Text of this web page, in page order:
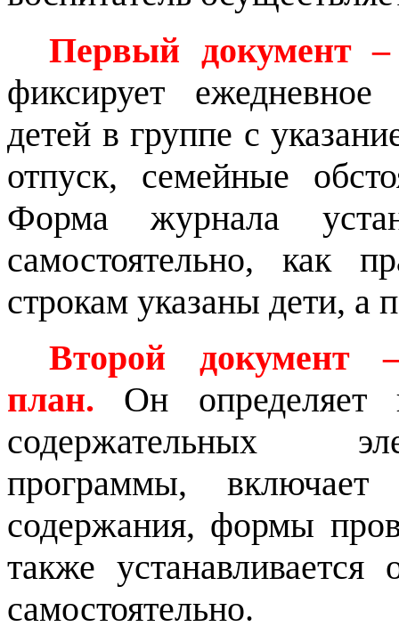
Первый документ
фиксирует ежедневное
детей в группе с
отпуск, семейные
Форма журнала
самостоятельно, как
строкам указаны дети, а
Второй документ –
план. Он определяет
содержательных
программы,
содержания, формы
также устанавливается
самостоятельно.